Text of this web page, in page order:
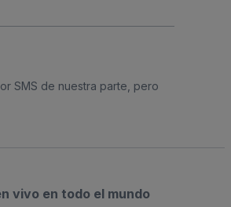
SMS de nuestra parte, pero
vivo en todo el mundo